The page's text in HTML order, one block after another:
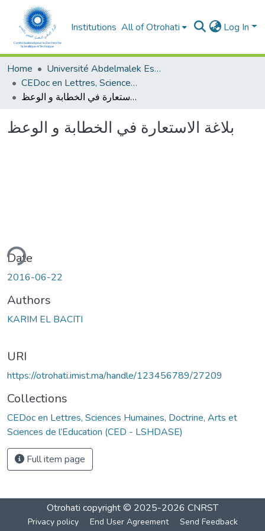
Institutions All of Otrohati Log In
Home
Université Abdelmalek Essaâdi - Tétouan
CEDoc en Lettres, Sciences Humaines, Doctrine, Arts et Sciences de l’Education (CED - LSHDASE)
بلاغة الاستعارة في الخطابة و الوعظ
بلاغة الاستعارة في الخطابة و الوعظ
Date
2016-06-22
Authors
KARIM EL BACITI
URI
https://otrohati.imist.ma/handle/123456789/27209
Collections
CEDoc en Lettres, Sciences Humaines, Doctrine, Arts et
Sciences de l’Education (CED - LSHDASE)
Full item page
Otrohati copyright © 2025-2026 CNRST
Privacy policy End User Agreement Send Feedback